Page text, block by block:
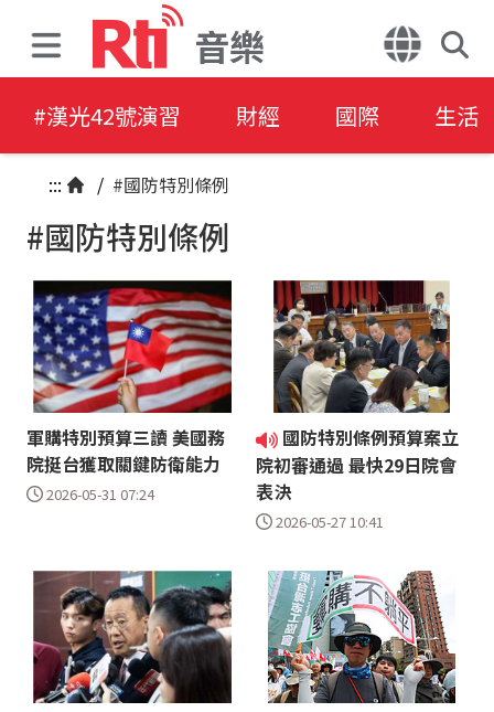
音樂
#漢光42號演習 財經 國際 生活
::: / #國防特別條例
#國防特別條例
軍購特別預算三讀 美國務
院挺台獲取關鍵防衛能力
2026-05-31 07:24
國防特別條例預算案立
院初審通過 最快29日院會
表決
2026-05-27 10:41